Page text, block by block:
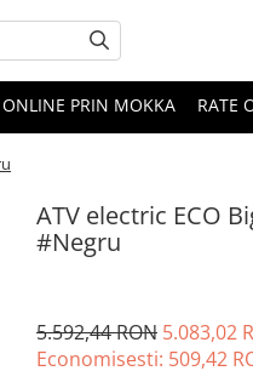
ONLINE PRIN MOKKA RATE
ATV electric ECO
#Negru
5.592,44 RON 5.083,02
Economisesti: 509,42